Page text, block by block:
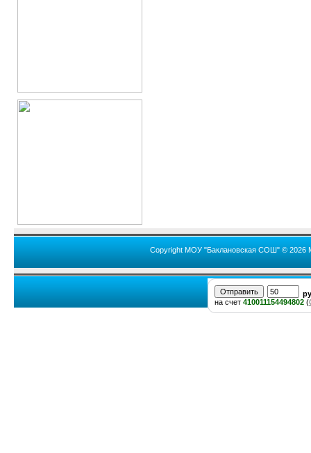
Copyright МОУ "Баклановская СОШ" © 2026
на счет 410011154494802 (